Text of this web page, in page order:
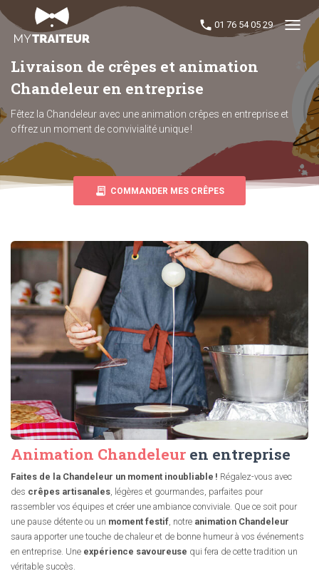
01 76 54 05 29 Menu
Livraison de crêpes et animation
Chandeleur en entreprise
Fêtez la Chandeleur avec une animation crêpes en entreprise et
offrez un moment de convivialité unique !
COMMANDER MES CRÊPES
Animation Chandeleur en entreprise
Faites de la Chandeleur un moment inoubliable ! Régalez-vous avec
des crêpes artisanales, légères et gourmandes, parfaites pour
rassembler vos équipes et créer une ambiance conviviale. Que ce soit pour
une pause détente ou un moment festif, notre animation Chandeleur
saura apporter une touche de chaleur et de bonne humeur à vos événements
en entreprise. Une expérience savoureuse qui fera de cette tradition un
véritable succès.